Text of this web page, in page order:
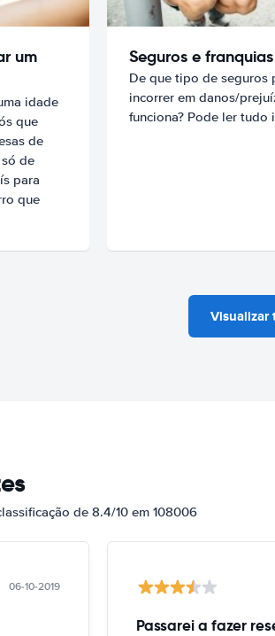
um
idade
que
de
de
para
que
Seguros e franquias
De que tipo de seguros
incorrer em danos/
funciona? Pode ler tudo
Visualizar
de 8.4/10 em 108006
06-10-2019
Passarei a fazer